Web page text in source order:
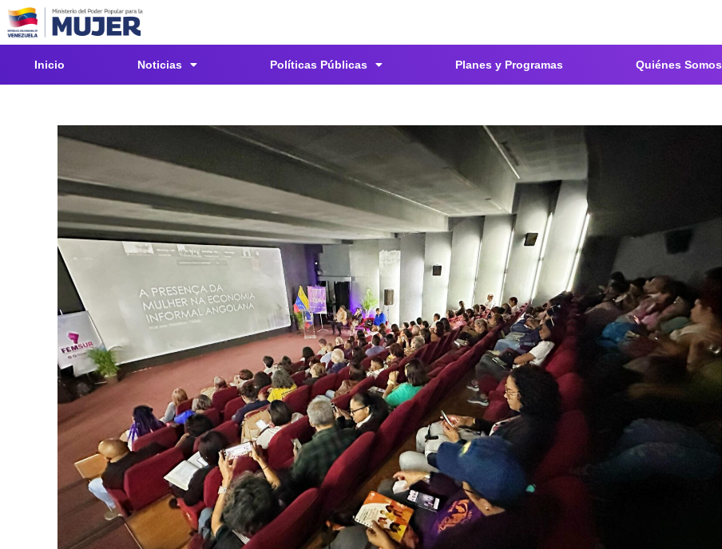
Inicio Noticias Políticas Públicas Planes y Programas Quiénes Somos